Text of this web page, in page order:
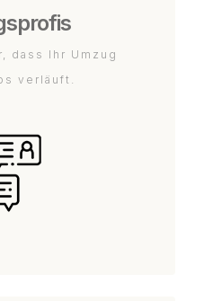
dass Ihr Umzug
verläuft.